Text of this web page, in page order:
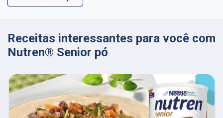
Receitas interessantes para você com
Nutren® Senior pó